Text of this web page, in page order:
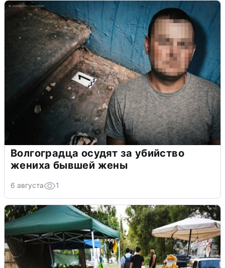
Волгоградца осудят за убийство
жениха бывшей жены
6 августа 1